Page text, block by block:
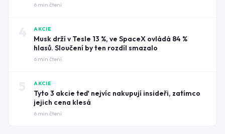
6 min čtení
AKCIE
Musk drží v Tesle 13 %, ve SpaceX ovládá 84 %
hlasů. Sloučení by ten rozdíl smazalo
6 min čtení
AKCIE
Tyto 3 akcie teď nejvíc nakupují insideři, zatímco
jejich cena klesá
6 min čtení